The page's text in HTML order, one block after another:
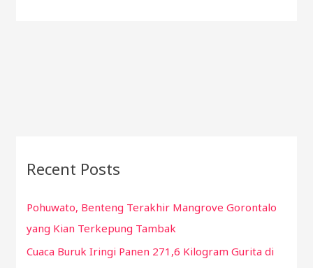
Recent Posts
Pohuwato, Benteng Terakhir Mangrove Gorontalo
yang Kian Terkepung Tambak
Cuaca Buruk Iringi Panen 271,6 Kilogram Gurita di